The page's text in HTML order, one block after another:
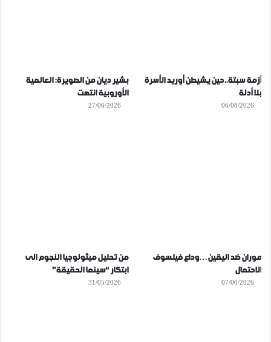
أزمة سبتة..حين يشيطن أوريد الأسرة
بلا أدلة
06/08/2026
بشير ديان من الصويرة: العالمية
الأوروبية انتهت
27/06/2026
موران ضد اليقين…وداع فيلسوف
الاحتمال
07/06/2026
من تحليل ميثولوجيا النجوم الى
ابتكار “سينما الحقيقة”
31/05/2026